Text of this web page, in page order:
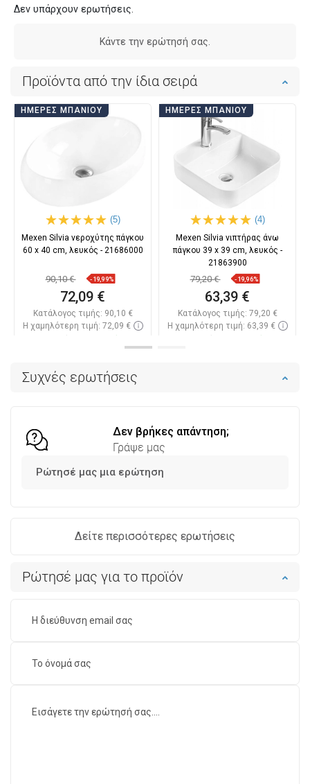
Συχνές ερωτήσεις
Δεν βρήκες απάντηση;
Γράψε μας
Ρώτησέ μας μια ερώτηση
Δείτε περισσότερες ερωτήσεις
Δεν υπάρχουν ερωτήσεις.
Κάντε την ερώτησή σας.
Ρώτησέ μας για το προϊόν
Προϊόντα από την ίδια σειρά
ΗΜΈΡΕΣ ΜΠΆΝΙΟΥ
(5)
Mexen Silvia νεροχύτης πάγκου
60 x 40 cm, λευκός - 21686000
90,10 € -19,99%
72,09 €
Κατάλογος τιμής: 90,10 €
Η χαμηλότερη τιμή: 72,09 €
ΗΜΈΡΕΣ ΜΠΆΝΙΟΥ
(4)
Mexen Silvia νιπτήρας άνω
πάγκου 39 x 39 cm, λευκός -
21863900
79,20 € -19,96%
63,39 €
Κατάλογος τιμής: 79,20 €
Η χαμηλότερη τιμή: 63,39 €